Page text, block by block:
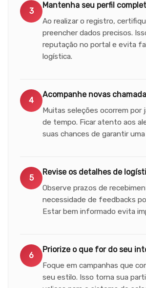
3
Mantenha seu perfil
Ao realizar o registro,
preencher dados precisos.
reputação no portal e evita
logística.
4
Acompanhe novas
Muitas seleções ocorrem por
de tempo. Ficar atento aos
suas chances de garantir uma
5
Revise os detalhes de
Observe prazos de
necessidade de feedbacks
Estar bem informado evita
6
Priorize o que for do seu
Foque em campanhas que
seu estilo. Isso torna sua